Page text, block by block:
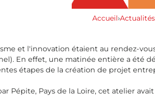
Accueil›Actualités
et l'innovation étaient au rendez-
En effet, une matinée entière a été
étapes de la création de projet
Pépite, Pays de la Loire, cet atelier